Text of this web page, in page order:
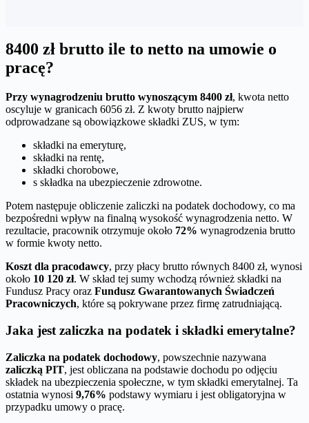
8400 zł brutto ile to netto na umowie o
pracę?
Przy wynagrodzeniu brutto wynoszącym 8400 zł, kwota netto
oscyluje w granicach 6056 zł. Z kwoty brutto najpierw
odprowadzane są obowiązkowe składki ZUS, w tym:
składki na emeryturę,
składki na rentę,
składki chorobowe,
s składka na ubezpieczenie zdrowotne.
Potem następuje obliczenie zaliczki na podatek dochodowy, co ma
bezpośredni wpływ na finalną wysokość wynagrodzenia netto. W
rezultacie, pracownik otrzymuje około 72% wynagrodzenia brutto
w formie kwoty netto.
Koszt dla pracodawcy, przy płacy brutto równych 8400 zł, wynosi
około 10 120 zł. W skład tej sumy wchodzą również składki na
Fundusz Pracy oraz Fundusz Gwarantowanych Świadczeń
Pracowniczych, które są pokrywane przez firmę zatrudniającą.
Jaka jest zaliczka na podatek i składki emerytalne?
Zaliczka na podatek dochodowy, powszechnie nazywana
zaliczką PIT, jest obliczana na podstawie dochodu po odjęciu
składek na ubezpieczenia społeczne, w tym składki emerytalnej. Ta
ostatnia wynosi 9,76% podstawy wymiaru i jest obligatoryjna w
przypadku umowy o pracę.